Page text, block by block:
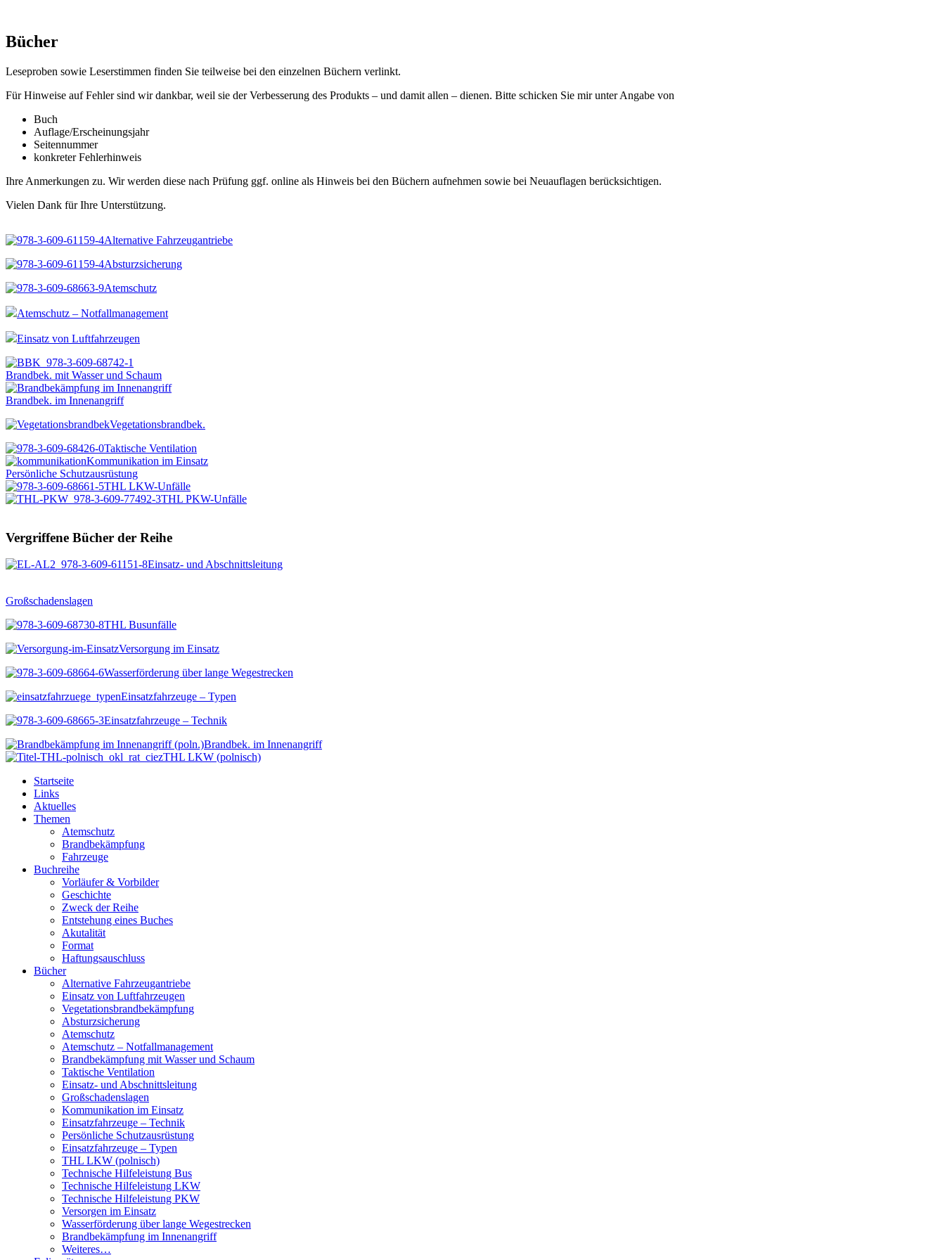
Bücher
Leseproben sowie Leserstimmen finden Sie teilweise bei den einzelnen Büchern verlinkt.
Für Hinweise auf Fehler sind wir dankbar, weil sie der Verbesserung des Produkts – und damit allen – dienen. Bitte schicken Sie mir unter Angabe von
Buch
Auflage/Erscheinungsjahr
Seitennummer
konkreter Fehlerhinweis
Ihre Anmerkungen zu. Wir werden diese nach Prüfung ggf. online als Hinweis bei den Büchern aufnehmen sowie bei Neuauflagen berücksichtigen.
Vielen Dank für Ihre Unterstützung.
Alternative Fahrzeugantriebe
Absturzsicherung
Atemschutz
Atemschutz – Notfallmanagement
Einsatz von Luftfahrzeugen
Brandbek. mit Wasser und Schaum
Brandbek. im Innenangriff
Vegetationsbrandbek.
Taktische Ventilation
Kommunikation im Einsatz
Persönliche Schutzausrüstung
THL LKW-Unfälle
THL PKW-Unfälle
Vergriffene Bücher der Reihe
Einsatz- und Abschnittsleitung
Großschadenslagen
THL Busunfälle
Versorgung im Einsatz
Wasserförderung über lange Wegestrecken
Einsatzfahrzeuge – Typen
Einsatzfahrzeuge – Technik
Brandbek. im Innenangriff
THL LKW (polnisch)
Startseite
Links
Aktuelles
Themen
Atemschutz
Brandbekämpfung
Fahrzeuge
Buchreihe
Vorläufer & Vorbilder
Geschichte
Zweck der Reihe
Entstehung eines Buches
Akutalität
Format
Haftungsauschluss
Bücher
Alternative Fahrzeugantriebe
Einsatz von Luftfahrzeugen
Vegetationsbrandbekämpfung
Absturzsicherung
Atemschutz
Atemschutz – Notfallmanagement
Brandbekämpfung mit Wasser und Schaum
Taktische Ventilation
Einsatz- und Abschnittsleitung
Großschadenslagen
Kommunikation im Einsatz
Einsatzfahrzeuge – Technik
Persönliche Schutzausrüstung
Einsatzfahrzeuge – Typen
THL LKW (polnisch)
Technische Hilfeleistung Bus
Technische Hilfeleistung LKW
Technische Hilfeleistung PKW
Versorgen im Einsatz
Wasserförderung über lange Wegestrecken
Brandbekämpfung im Innenangriff
Weiteres…